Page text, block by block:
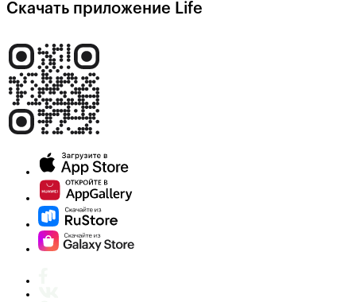
Скачать приложение Life